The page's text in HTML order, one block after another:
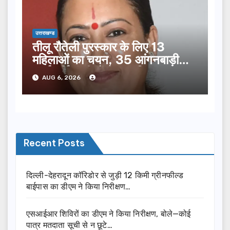
उत्तराखण्ड
तीलू रौतेली पुरस्कार के लिए 13
महिलाओं का चयन, 35 आंगनबाड़ी
कार्यकर्तियां भी होंगी सम्मानित…
AUG 6, 2026
Recent Posts
दिल्ली-देहरादून कॉरिडोर से जुड़ी 12 किमी ग्रीनफील्ड
बाईपास का डीएम ने किया निरीक्षण…
एसआईआर शिविरों का डीएम ने किया निरीक्षण, बोले—कोई
पात्र मतदाता सूची से न छूटे…